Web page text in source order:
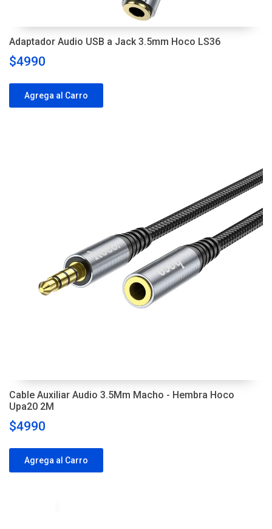
Adaptador Audio USB a Jack 3.5mm Hoco LS36
$4990
Agrega al Carro
Cable Auxiliar Audio 3.5Mm Macho - Hembra Hoco
Upa20 2M
$4990
Agrega al Carro